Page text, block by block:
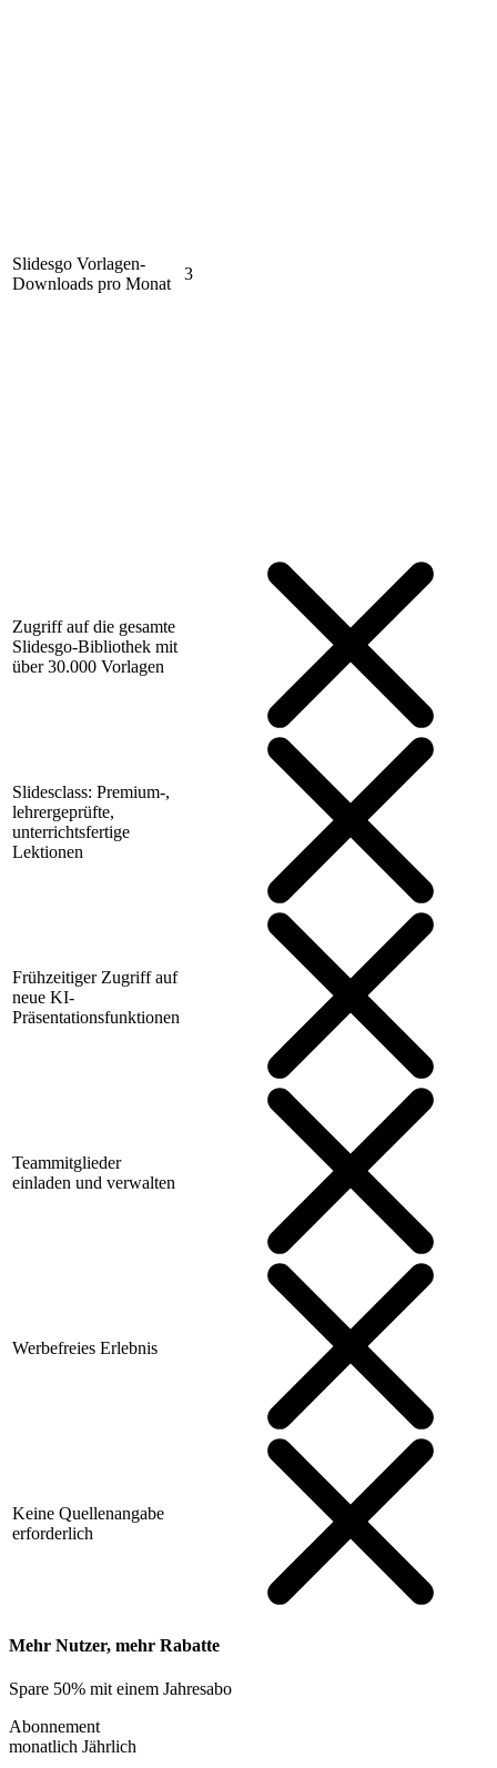
Slidesgo Vorlagen-
Downloads pro Monat
3
Zugriff auf die gesamte
Slidesgo-Bibliothek mit
über 30.000 Vorlagen
Slidesclass: Premium-,
lehrergeprüfte,
unterrichtsfertige
Lektionen
Frühzeitiger Zugriff auf
neue KI-
Präsentationsfunktionen
Teammitglieder
einladen und verwalten
Werbefreies Erlebnis
Keine Quellenangabe
erforderlich
Mehr Nutzer, mehr Rabatte
Spare 50% mit einem Jahresabo
Abonnement
monatlich Jährlich